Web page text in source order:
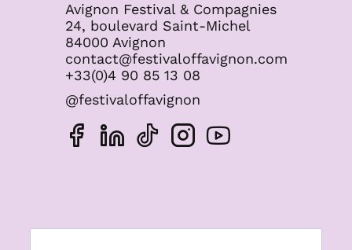
Avignon Festival & Compagnies
24, boulevard Saint-Michel
84000 Avignon
contact@festivaloffavignon.com
+33(0)4 90 85 13 08
@festivaloffavignon